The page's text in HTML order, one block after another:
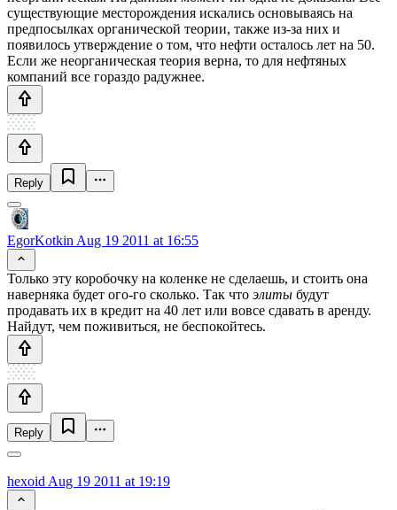
существующие месторождения искались основываясь на
предпосылках органической теории, также из-за них и
появилось утверждение о том, что нефти осталось лет на 50.
Если же неорганическая теория верна, то для нефтяных
компаний все гораздо радужнее.
Reply
EgorKotkin Aug 19 2011 at 16:55
Только эту коробочку на коленке не сделаешь, и стоить она
наверняка будет ого-го сколько. Так что элиты будут
продавать их в кредит на 40 лет или вовсе сдавать в аренду.
Найдут, чем поживиться, не беспокойтесь.
Reply
hexoid Aug 19 2011 at 19:19